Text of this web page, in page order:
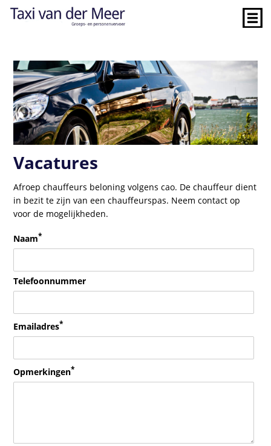
Vacatures
Afroep chauffeurs beloning volgens cao. De chauffeur dient
in bezit te zijn van een chauffeurspas. Neem contact op
voor de mogelijkheden.
Naam*
Telefoonnummer
Emailadres*
Opmerkingen*